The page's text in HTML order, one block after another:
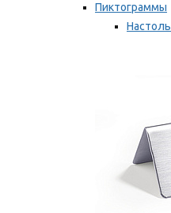
Пиктограммы